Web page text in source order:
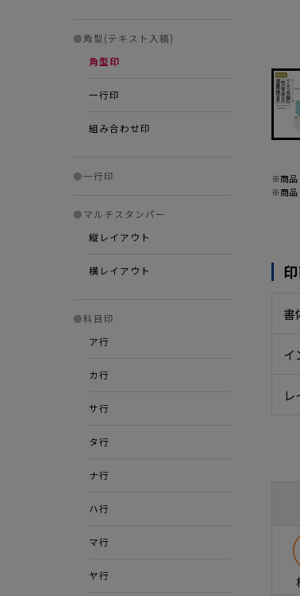
●角型(テキスト入稿)
角型印
一行印
組み合わせ印
●一行印
●マルチスタンパー
縦レイアウト
横レイアウト
●科目印
ア行
カ行
サ行
タ行
ナ行
ハ行
マ行
ヤ行
※商品
※商品
書
イ
レ